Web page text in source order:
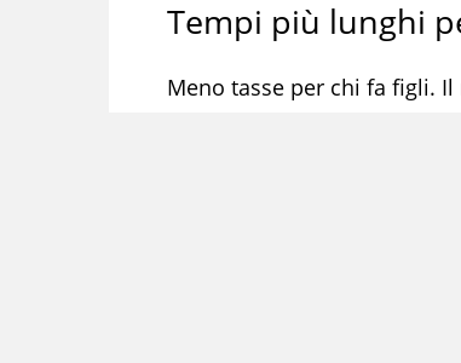
Tempi più lunghi
Meno tasse per chi fa figli.